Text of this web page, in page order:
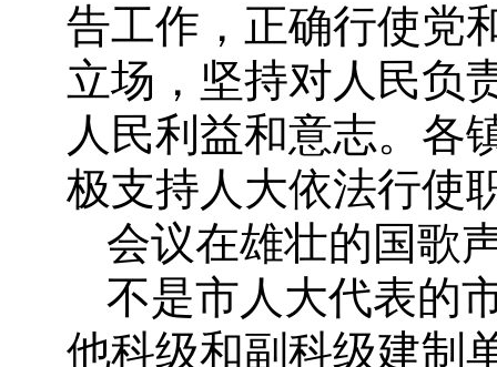
告工作，正确行使党
立场，坚持对人民负
人民利益和意志。各
极支持人大依法行使
会议在雄壮的国歌
不是市人大代表的
他科级和副科级建制